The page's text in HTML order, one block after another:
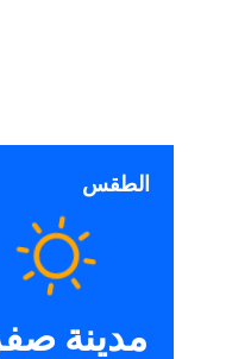
الطقس
مدينة